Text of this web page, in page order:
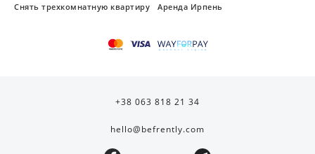
Снять трехкомнатную квартиру Аренда Ирпень
+38 063 818 21 34
hello@befrently.com